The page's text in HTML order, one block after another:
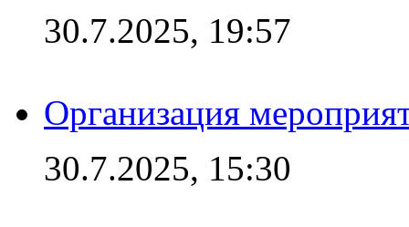
30.7.2025, 19:57
Организация
30.7.2025, 15:30